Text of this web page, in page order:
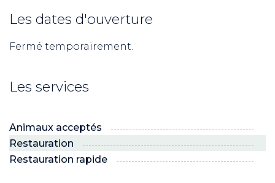
Les dates d'ouverture
Fermé temporairement.
Les services
Animaux acceptés
Restauration
Restauration rapide